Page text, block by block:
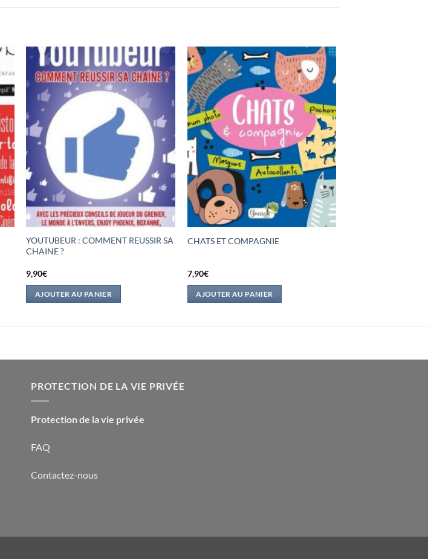
YOUTUBEUR : COMMENT REUSSIR SA
CHAINE ?
9,90€
AJOUTER AU PANIER
CHATS ET COMPAGNIE
7,90€
AJOUTER AU PANIER
PROTECTION DE LA VIE PRIVÉE
Protection de la vie privée
FAQ
Contactez-nous